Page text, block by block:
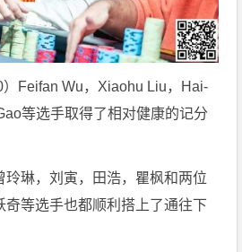
Feifan Wu，Xiaohu Liu，Hai-
等选手取得了相对健康的记分
玲琳，刘寅，田浩，瞿枫和两位
奇等选手也都顺利搭上了通往下